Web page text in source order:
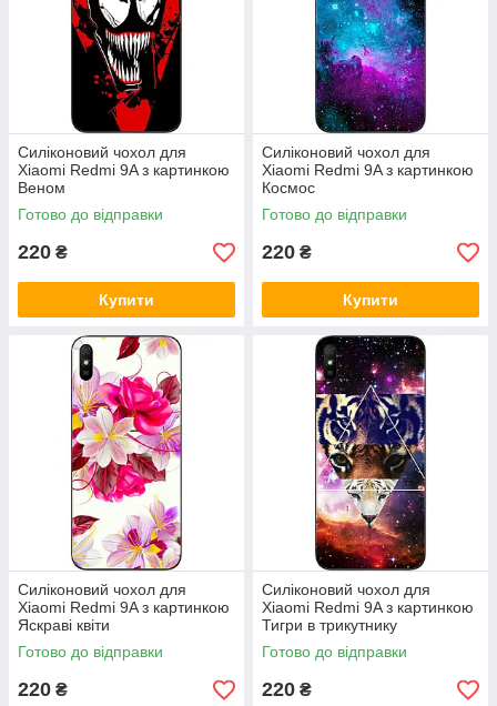
Силіконовий чохол для
Xiaomi Redmi 9A з картинкою
Веном
Готово до відправки
220 ₴
Купити
Силіконовий чохол для
Xiaomi Redmi 9A з картинкою
Космос
Готово до відправки
220 ₴
Купити
Силіконовий чохол для
Xiaomi Redmi 9A з картинкою
Яскраві квіти
Готово до відправки
220 ₴
Силіконовий чохол для
Xiaomi Redmi 9A з картинкою
Тигри в трикутнику
Готово до відправки
220 ₴